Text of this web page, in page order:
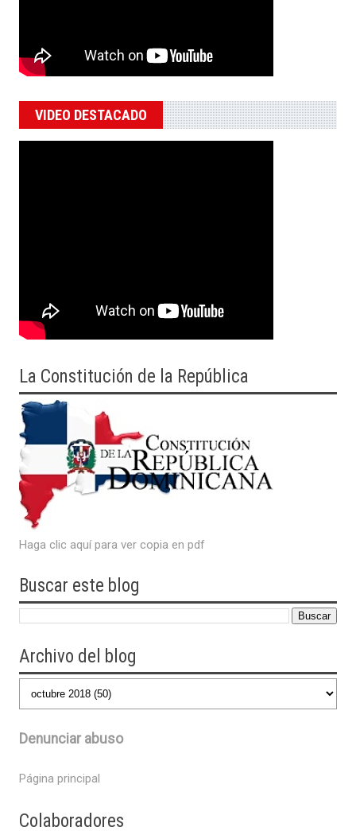
VIDEO DESTACADO
La Constitución de la República
Haga clic aquí para ver copia en pdf
Buscar este blog
Archivo del blog
Denunciar abuso
Página principal
Colaboradores